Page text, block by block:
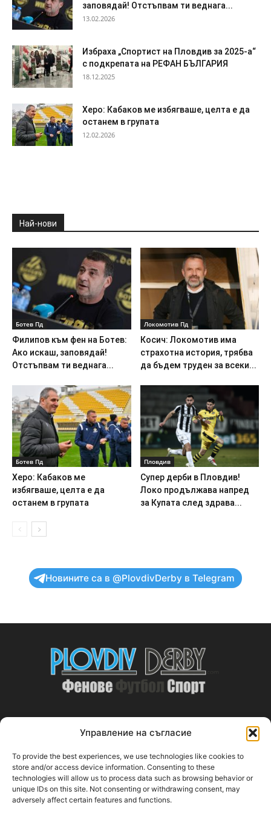
Управление на съгласие
To provide the best experiences, we use technologies like cookies to
store and/or access device information. Consenting to these
technologies will allow us to process data such as browsing behavior or
unique IDs on this site. Not consenting or withdrawing consent, may
adversely affect certain features and functions.
заповядай! Отстъпвам ти веднага...
13.02.2026
Избраха „Спортист на Пловдив за 2025-а“
с подкрепата на РЕФАН БЪЛГАРИЯ
18.12.2025
Херо: Кабаков ме избягваше, целта е да
останем в групата
12.02.2026
Най-нови
Ботев Пд
Филипов към фен на Ботев:
Ако искаш, заповядай!
Отстъпвам ти веднага...
Локомотив Пд
Косич: Локомотив има
страхотна история, трябва
да бъдем труден за всеки...
Ботев Пд
Херо: Кабаков ме
избягваше, целта е да
останем в групата
Пловдив
Супер дерби в Пловдив!
Локо продължава напред
за Купата след здрава...
Новините са в @PlovdivDerby в Telegram
ABOUT US
PlovdivDerby.com е първата пловдивска изцяло футболна
медия!
Свържи се с нас:plovdivderby.com@gmail.com